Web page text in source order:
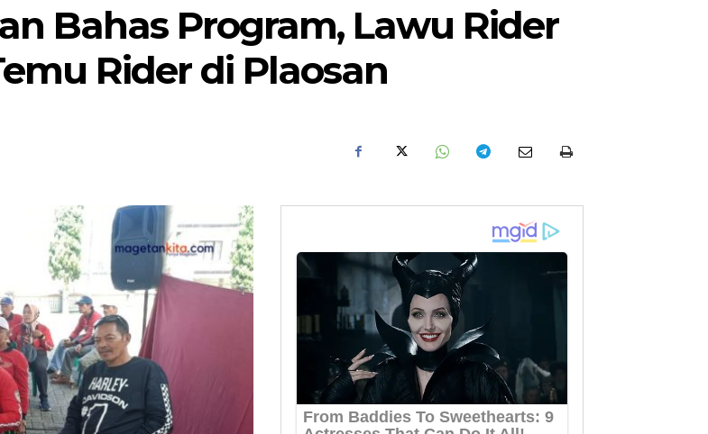
Bahas Program, Lawu Rider
Rider di Plaosan